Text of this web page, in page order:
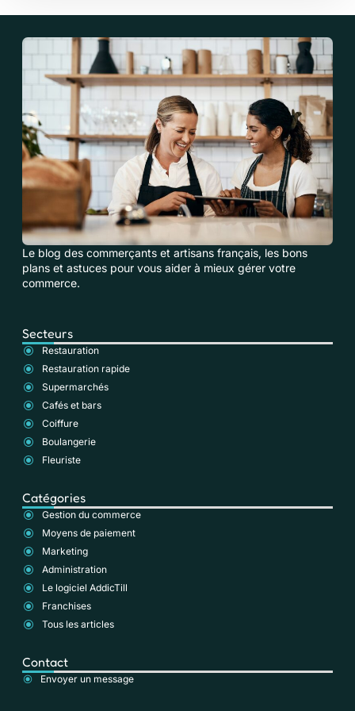
Le blog des commerçants et artisans français, les bons
plans et astuces pour vous aider à mieux gérer votre
commerce.
Secteurs
Restauration
Restauration rapide
Supermarchés
Cafés et bars
Coiffure
Boulangerie
Fleuriste
Catégories
Gestion du commerce
Moyens de paiement
Marketing
Administration
Le logiciel AddicTill
Franchises
Tous les articles
Contact
Envoyer un message